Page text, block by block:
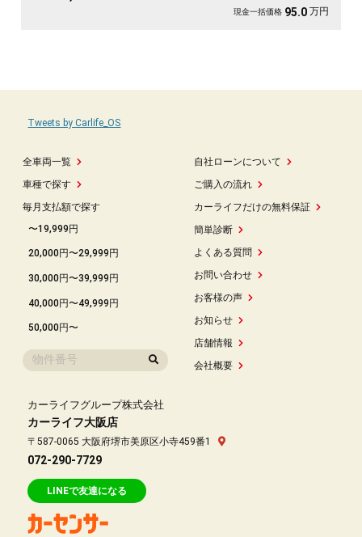
現金一括価格 95.0 万円
全車両一覧
車種で探す
毎月支払額で探す
〜19,999円
20,000円〜29,999円
30,000円〜39,999円
40,000円〜49,999円
50,000円〜
自社ローンについて
ご購入の流れ
カーライフだけの無料保証
簡単診断
よくある質問
お問い合わせ
お客様の声
お知らせ
店舗情報
会社概要
Tweets by Carlife_OS
カーライフグループ株式会社
カーライフ大阪店
〒587-0065 大阪府堺市美原区小寺459番1
072-290-7729
LINEで友達になる